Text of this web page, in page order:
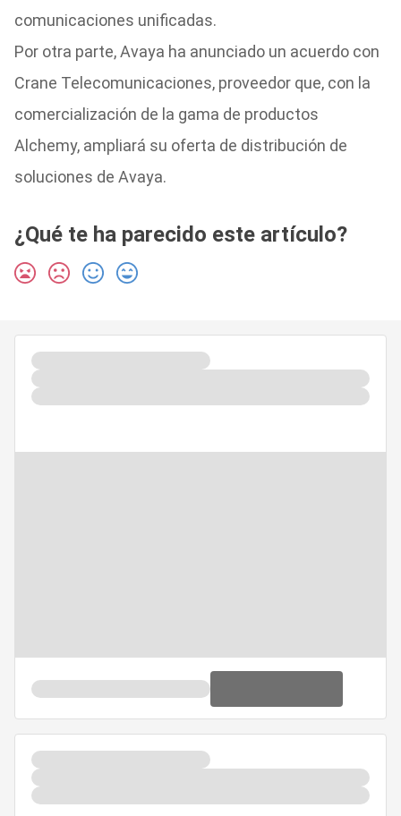
comunicaciones unificadas.
Por otra parte, Avaya ha anunciado un acuerdo con
Crane Telecomunicaciones, proveedor que, con la
comercialización de la gama de productos
Alchemy, ampliará su oferta de distribución de
soluciones de Avaya.
¿Qué te ha parecido este artículo?